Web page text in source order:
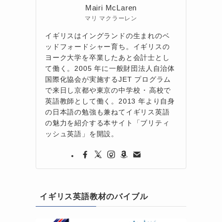
Mairi McLaren
マリ マクラーレン
イギリスはイングランドの生まれのベ
ッドフォードシャー育ち。イギリスの
ヨーク大学を卒業したあと会計士とし
て働く。2005 年に一般財団法人自治体
国際化協会が実施するJET プログラム
で来日し京都や東京の中学校 ･ 高校で
英語教師として働く。2013 年より自身
の日本語の勉強も兼ねてイギリス英語
の魅力を紹介する本サイト「ブリティ
ッシュ英語」を開設。
イギリス英語教材のバイブル